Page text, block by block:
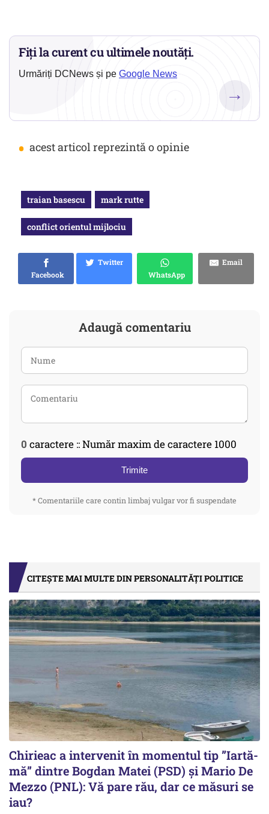
Fiți la curent cu ultimele noutăți.
Urmăriți DCNews și pe Google News
→
• acest articol reprezintă o opinie
traian basescu mark rutte
conflict orientul mijlociu
Facebook
Twitter
WhatsApp
Email
Adaugă comentariu
0 caractere :: Număr maxim de caractere 1000
Trimite
* Comentariile care contin limbaj vulgar vor fi suspendate
CITEȘTE MAI MULTE DIN PERSONALITĂȚI POLITICE
Chirieac a intervenit în momentul tip ”Iartă-
mă” dintre Bogdan Matei (PSD) și Mario De
Mezzo (PNL): Vă pare rău, dar ce măsuri se
iau?